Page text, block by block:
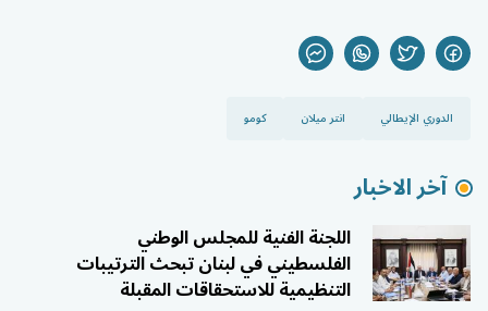
الدوري الإيطالي انتر ميلان كومو
آخر الاخبار
اللجنة الفنية للمجلس الوطني
الفلسطيني في لبنان تبحث الترتيبات
التنظيمية للاستحقاقات المقبلة